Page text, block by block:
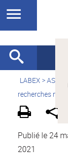
LABEX >ASLAN
recherches
Publié le 24
2021